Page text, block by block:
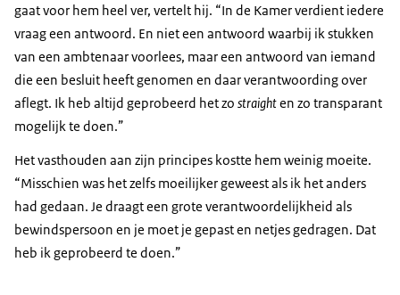
gaat voor hem heel ver, vertelt hij. “In de Kamer verdient iedere
vraag een antwoord. En niet een antwoord waarbij ik stukken
van een ambtenaar voorlees, maar een antwoord van iemand
die een besluit heeft genomen en daar verantwoording over
aflegt. Ik heb altijd geprobeerd het zo straighten zo transparant
mogelijk te doen.”
Het vasthouden aan zijn principes kostte hem weinig moeite.
“Misschien was het zelfs moeilijker geweest als ik het anders
had gedaan. Je draagt een grote verantwoordelijkheid als
bewindspersoon en je moet je gepast en netjes gedragen. Dat
heb ik geprobeerd te doen.”